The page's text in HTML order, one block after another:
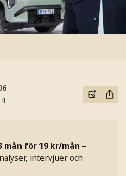
mån för 19 kr/mån –
intervjuer och